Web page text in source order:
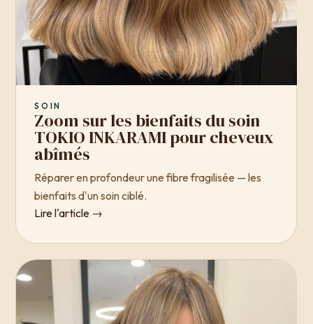
SOIN
Zoom sur les bienfaits du soin
TOKIO INKARAMI pour cheveux
abîmés
Réparer en profondeur une fibre fragilisée — les
bienfaits d'un soin ciblé.
Lire l'article →